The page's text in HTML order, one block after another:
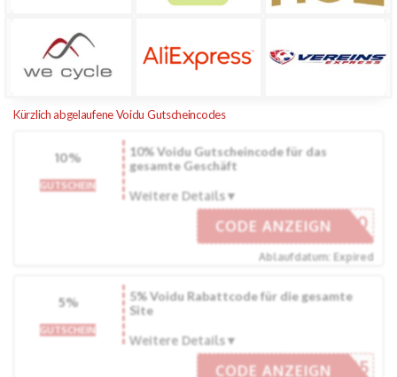
Kürzlich abgelaufene Voidu Gutscheincodes
10%
GUTSCHEIN
10% Voidu Gutscheincode für das
gesamte Geschäft
Weitere Details
VOIDU10
CODE ANZEIGN
Ablaufdatum: Expired
5%
GUTSCHEIN
5% Voidu Rabattcode für die gesamte
Site
Weitere Details
VOIDU5
CODE ANZEIGN